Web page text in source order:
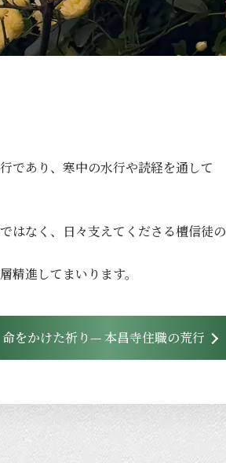
であり、 寒中の水行や読経を通して
はなく、 日々支えてくださる檀信徒の
精進してまいります。
命をかけた祈り— 本昌寺住職の荒行